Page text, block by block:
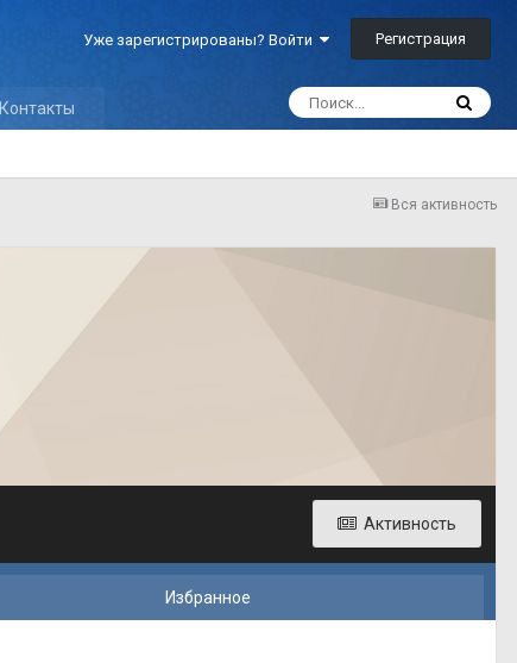
Уже зарегистрированы? Войти Регистрация
Контакты
Вся активность
Активность
Избранное